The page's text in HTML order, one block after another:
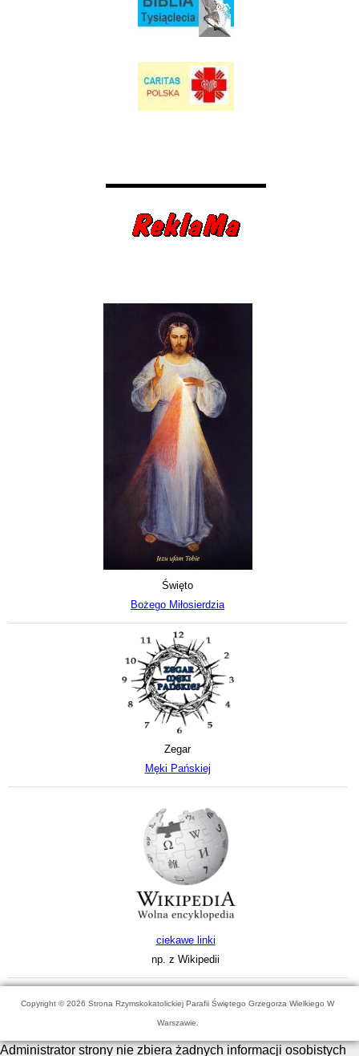
Święto
Bożego Miłosierdzia
Zegar
Męki Pańskiej
ciekawe linki
np. z Wikipedii
Copyright © 2026 Strona Rzymskokatolickiej Parafii Świętego Grzegorza Wielkiego W
Warszawie.
Administrator strony nie zbiera żadnych informacji osobistych